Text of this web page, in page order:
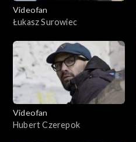
Videofan
Łukasz Surowiec
Videofan
Hubert Czerepok